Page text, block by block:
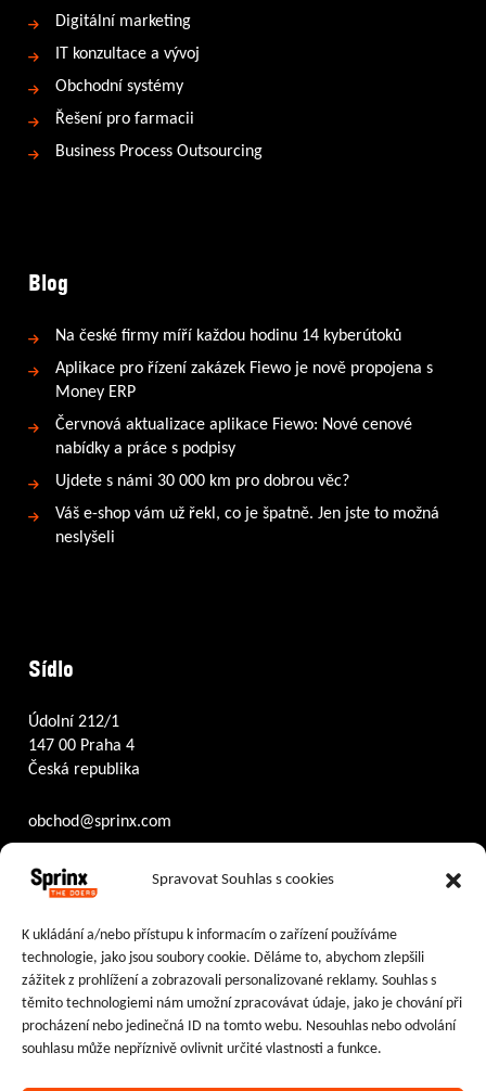
Spravovat Souhlas s cookies
K ukládání a/nebo přístupu k informacím o zařízení používáme
technologie, jako jsou soubory cookie. Děláme to, abychom zlepšili
zážitek z prohlížení a zobrazovali personalizované reklamy. Souhlas s
těmito technologiemi nám umožní zpracovávat údaje, jako je chování při
procházení nebo jedinečná ID na tomto webu. Nesouhlas nebo odvolání
souhlasu může nepříznivě ovlivnit určité vlastnosti a funkce.
Digitální marketing
IT konzultace a vývoj
Obchodní systémy
Řešení pro farmacii
Business Process Outsourcing
Blog
Na české firmy míří každou hodinu 14 kyberútoků
Aplikace pro řízení zakázek Fiewo je nově propojena s
Money ERP
Červnová aktualizace aplikace Fiewo: Nové cenové
nabídky a práce s podpisy
Ujdete s námi 30 000 km pro dobrou věc?
Váš e-shop vám už řekl, co je špatně. Jen jste to možná
neslyšeli
Sídlo
Údolní 212/1
147 00 Praha 4
Česká republika
obchod@sprinx.com
Otevírací doba recepce:
PO – ČT8:30 – 17:30
Sledujte nás na:
Facebook
Instagram
LinkedIn